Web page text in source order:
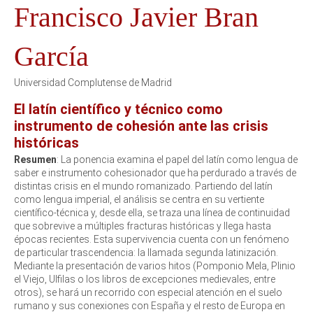
Francisco Javier Bran
García
Universidad Complutense de Madrid
El latín científico y técnico como
instrumento de cohesión ante las crisis
históricas
Resumen: La ponencia examina el papel del latín como lengua de
saber e instrumento cohesionador que ha perdurado a través de
distintas crisis en el mundo romanizado. Partiendo del latín
como lengua imperial, el análisis se centra en su vertiente
científico-técnica y, desde ella, se traza una línea de continuidad
que sobrevive a múltiples fracturas históricas y llega hasta
épocas recientes. Esta supervivencia cuenta con un fenómeno
de particular trascendencia: la llamada segunda latinización.
Mediante la presentación de varios hitos (Pomponio Mela, Plinio
el Viejo, Ulfilas o los libros de excepciones medievales, entre
otros), se hará un recorrido con especial atención en el suelo
rumano y sus conexiones con España y el resto de Europa en